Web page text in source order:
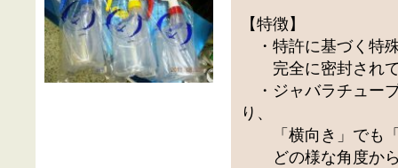
【特徴】
・特許に基づく特
完全に密封されて
・ジャバラチュー
り、
「横向き」でも「
どの様な角度から